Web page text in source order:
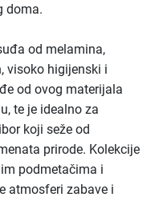
doma.
od melamina,
visoko higijenski i
od ovog materijala
te je idealno za
koji seže od
prirode. Kolekcije
podmetačima i
atmosferi zabave i